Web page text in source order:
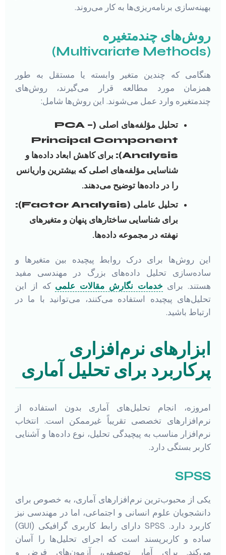
بهینه‌سازی برنامه‌ریزی‌ها به کار می‌روند.
روش‌های چندمتغیره
(Multivariate Methods)
هنگامی که چندین متغیر وابسته یا مستقل به طور
همزمان مورد مطالعه قرار می‌گیرند، روش‌های
چندمتغیره وارد عمل می‌شوند. این روش‌ها شامل:
تحلیل مؤلفه‌های اصلی (PCA –
Principal Component
Analysis):
برای کاهش ابعاد داده‌ها و
شناسایی مؤلفه‌های اصلی که بیشترین واریانس
را در داده‌ها توضیح می‌دهند.
تحلیل عاملی (Factor Analysis):
برای شناسایی ساختارهای پنهان و متغیرهای
نهفته در مجموعه داده‌ها.
این روش‌ها برای درک روابط پیچیده بین متغیرها و
ساده‌سازی تحلیل داده‌های بزرگ در مهندسی مفید
هستند. برای خدمات نگارش مقالات علمی که از این
تحلیل‌های پیچیده استفاده می‌کنند، می‌توانید با ما در
ارتباط باشید.
ابزارهای نرم‌افزاری
پرکاربرد برای تحلیل آماری
امروزه، انجام تحلیل‌های آماری بدون استفاده از
نرم‌افزارهای تخصصی تقریباً غیرممکن است. انتخاب
نرم‌افزار مناسب به پیچیدگی تحلیل، نوع داده‌ها و آشنایی
کاربر بستگی دارد.
SPSS
یکی از محبوب‌ترین نرم‌افزارهای آماری، به خصوص برای
دانشجویان علوم انسانی و اجتماعی، اما در مهندسی نیز
کاربرد دارد. SPSS دارای رابط کاربری گرافیکی (GUI)
ساده و کاربرپسند است که اجرای تحلیل‌ها را آسان
می‌کند. برای آمار توصیفی، آزمون‌های فرض و